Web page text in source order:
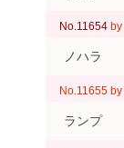
No.11654 by
ノハラ
No.11655 by
ランプ